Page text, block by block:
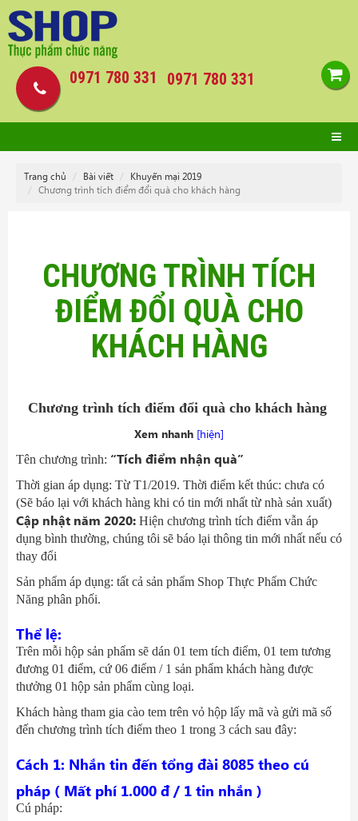
0971 780 331
0971 780 331
Trang chủ Bài viết
Khuyến mại 2019
Chương trình tích điểm đổi quà cho khách hàng
CHƯƠNG TRÌNH TÍCH
ĐIỂM ĐỔI QUÀ CHO
KHÁCH HÀNG
Chương trình tích điểm đổi quà cho khách hàng
Xem nhanh [hiện]
Tên chương trình: “Tích điểm nhận quà”
Thời gian áp dụng: Từ T1/2019. Thời điểm kết thúc: chưa có
(Sẽ báo lại với khách hàng khi có tin mới nhất từ nhà sản xuất)
Cập nhật năm 2020: Hiện chương trình tích điểm vẫn áp
dụng bình thường, chúng tôi sẽ báo lại thông tin mới nhất nếu có
thay đổi
Sản phẩm áp dụng: tất cả sản phẩm Shop Thực Phẩm Chức
Năng phân phối.
Thể lệ:
Trên mỗi hộp sản phẩm sẽ dán 01 tem tích điểm, 01 tem tương
đương 01 điểm, cứ 06 điểm / 1 sản phẩm khách hàng được
thưởng 01 hộp sản phẩm cùng loại.
Khách hàng tham gia cào tem trên vỏ hộp lấy mã và gửi mã số
đến chương trình tích điểm theo 1 trong 3 cách sau đây:
Cách 1: Nhắn tin đến tổng đài 8085 theo cú
pháp ( Mất phí 1.000 đ / 1 tin nhắn )
Cú pháp: